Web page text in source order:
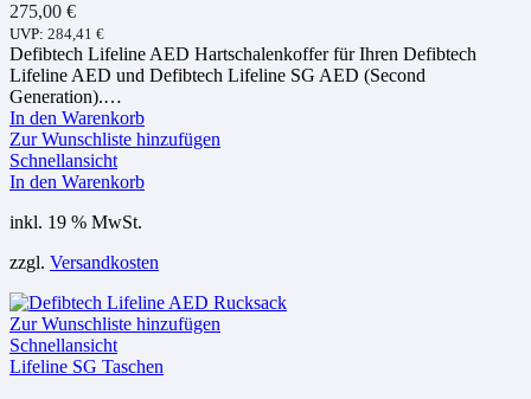
275,00 €
UVP: 284,41 €
Defibtech Lifeline AED Hartschalenkoffer für Ihren Defibtech
Lifeline AED und Defibtech Lifeline SG AED (Second
Generation).…
In den Warenkorb
Zur Wunschliste hinzufügen
Schnellansicht
In den Warenkorb
inkl. 19 % MwSt.
zzgl. Versandkosten
Zur Wunschliste hinzufügen
Schnellansicht
Lifeline SG Taschen